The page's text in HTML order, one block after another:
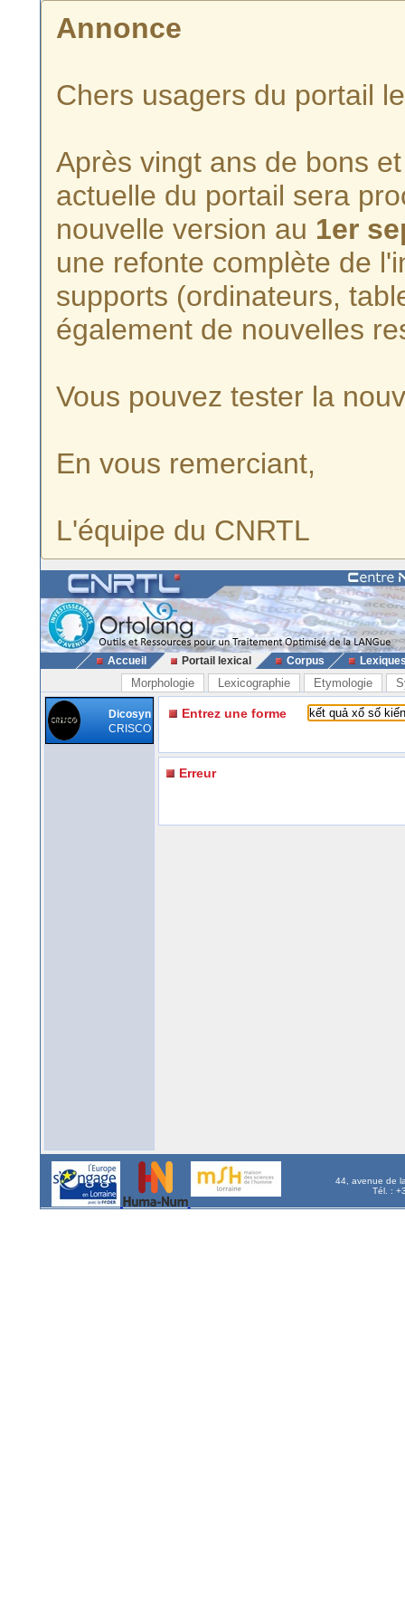
Annonce
Chers usagers du portail
Après vingt ans de bons
actuelle du portail sera
nouvelle version au 1er
une refonte complète de
supports (ordinateurs,
également de nouvelles
Vous pouvez tester la
En vous remerciant,
L'équipe du CNRTL
Accueil Portail lexical Corpus
Morphologie Lexicographie Etymologie
Dicosyn
CRISCO
Entrez une forme
Erreur
44, avenue de
Tél. :